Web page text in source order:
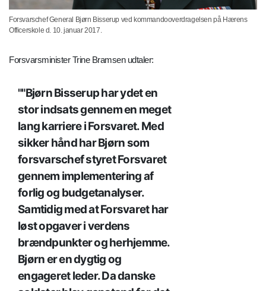
Forsvarschef General Bjørn Bisserup ved kommandooverdragelsen på Hærens
Officerskole d. 10. januar 2017.
Forsvarsminister Trine Bramsen udtaler:
"Bjørn Bisserup har ydet en
stor indsats gennem en meget
lang karriere i Forsvaret. Med
sikker hånd har Bjørn som
forsvarschef styret Forsvaret
gennem implementering af
forlig og budgetanalyser.
Samtidig med at Forsvaret har
løst opgaver i verdens
brændpunkter og herhjemme.
Bjørn er en dygtig og
engageret leder. Da danske